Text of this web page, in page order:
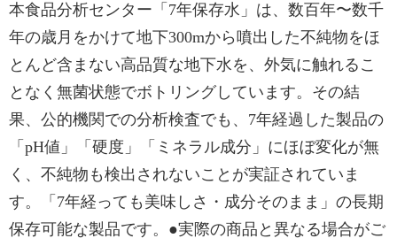
本食品分析センター「7年保存水」は、数百年〜数千
年の歳月をかけて地下300mから噴出した不純物をほ
とんど含まない高品質な地下水を、外気に触れるこ
となく無菌状態でボトリングしています。その結
果、公的機関での分析検査でも、7年経過した製品の
「pH値」「硬度」「ミネラル成分」にほぼ変化が無
く、不純物も検出されないことが実証されていま
す。「7年経っても美味しさ・成分そのまま」の長期
保存可能な製品です。●実際の商品と異なる場合がご